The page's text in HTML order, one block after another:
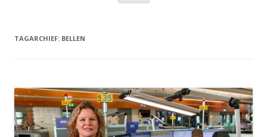
inhoud
TAGARCHIEF: BELLEN